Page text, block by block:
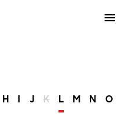
H I J K L M N O